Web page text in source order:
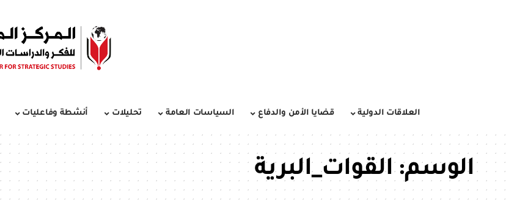
العلاقات الدولية قضايا الأمن والدفاع السياسات العامة تحليلات أنشطة وفاعليات
الوسم:القوات_البرية